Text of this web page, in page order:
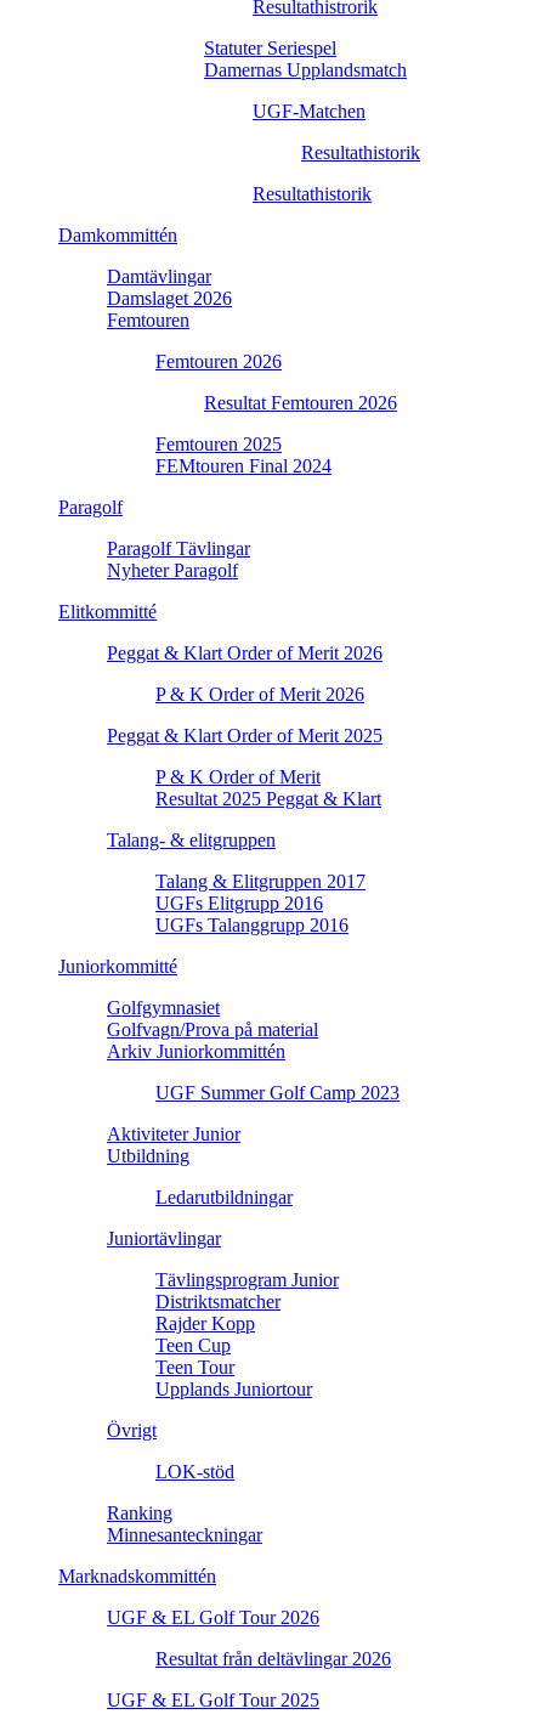
Resultathistrorik
Statuter Seriespel
Damernas Upplandsmatch
UGF-Matchen
Resultathistorik
Resultathistorik
Damkommittén
Damtävlingar
Damslaget 2026
Femtouren
Femtouren 2026
Resultat Femtouren 2026
Femtouren 2025
FEMtouren Final 2024
Paragolf
Paragolf Tävlingar
Nyheter Paragolf
Elitkommitté
Peggat & Klart Order of Merit 2026
P & K Order of Merit 2026
Peggat & Klart Order of Merit 2025
P & K Order of Merit
Resultat 2025 Peggat & Klart
Talang- & elitgruppen
Talang & Elitgruppen 2017
UGFs Elitgrupp 2016
UGFs Talanggrupp 2016
Juniorkommitté
Golfgymnasiet
Golfvagn/Prova på material
Arkiv Juniorkommittén
UGF Summer Golf Camp 2023
Aktiviteter Junior
Utbildning
Ledarutbildningar
Juniortävlingar
Tävlingsprogram Junior
Distriktsmatcher
Rajder Kopp
Teen Cup
Teen Tour
Upplands Juniortour
Övrigt
LOK-stöd
Ranking
Minnesanteckningar
Marknadskommittén
UGF & EL Golf Tour 2026
Resultat från deltävlingar 2026
UGF & EL Golf Tour 2025